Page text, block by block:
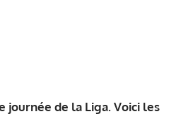
journée de la Liga. Voici les